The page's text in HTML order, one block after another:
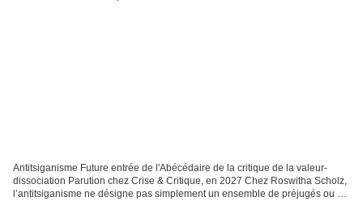
Antitsiganisme Future entrée de l'Abécédaire de la critique de la valeur-
dissociation Parution chez Crise & Critique, en 2027 Chez Roswitha Scholz,
l’antitsiganisme ne désigne pas simplement un ensemble de préjugés ou de